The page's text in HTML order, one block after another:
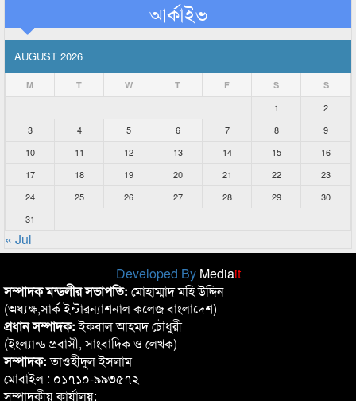
আর্কাইভ
AUGUST 2026
M T W T F S S
1
2
3
4 5 6 7 8
9
10
11 12 13 14 15
16
17
18 19 20 21 22
23
24
25 26 27 28 29
30
31
« Jul
Developed By Mediait
সম্পাদক মন্ডলীর সভাপতি: মোহাম্মাদ মহি উদ্দিন
(অধ্যক্ষ,সার্ক ইন্টারন্যাশনাল কলেজ বাংলাদেশ)
প্রধান সম্পাদক:ইকবাল আহমদ চৌধুরী
(ইংল্যান্ড প্রবাসী, সাংবাদিক ও লেখক)
সম্পাদক:তাওহীদুল ইসলাম
মোবাইল : ০১৭১০-৯৯৩৫৭২
সম্পাদকীয় কার্যালয়: